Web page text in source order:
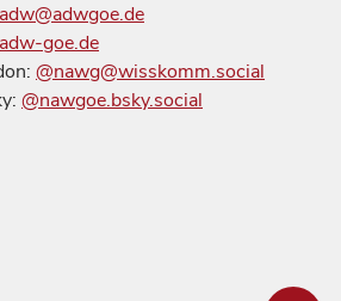
adw@adwgoe.de
adw-goe.de
@nawg@wisskomm.social
@nawgoe.bsky.social